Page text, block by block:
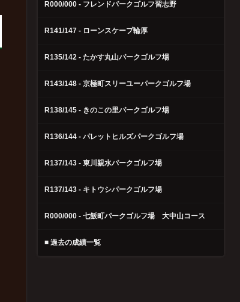
R000/000 - フレンドパークゴルフ習志野
R141/147 - ローンスケープ輪厚
R135/142 - たかす丸山パークゴルフ場
R143/148 - 京極町スリーユーパークゴルフ場
R138/145 - きのこの里パークゴルフ場
R136/144 - パレットヒルズパークゴルフ場
R137/143 - 東川親水パークゴルフ場
R137/143 - キトウシパークゴルフ場
R000/000 - 七飯町パークゴルフ場 大中山コース
■ 過去の成績一覧